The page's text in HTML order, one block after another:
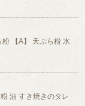
粉 【A】 天ぷら粉 水
油 すき焼きのタレ